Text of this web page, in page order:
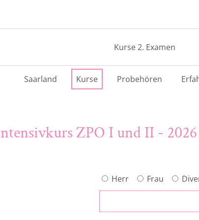
Kurse 2. Examen
Saarland Kurse Probehören
ZPO I und II -
Herr Frau